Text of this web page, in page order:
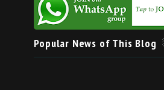
Popular News of This Blog